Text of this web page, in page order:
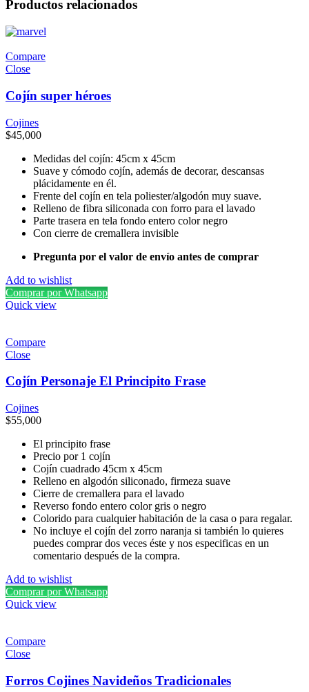
Productos relacionados
Compare
Close
Cojín super héroes
Cojines
$45,000
Medidas del cojín: 45cm x 45cm
Suave y cómodo cojín, además de decorar, descansas
plácidamente en él.
Frente del cojín en tela poliester/algodón muy suave.
Relleno de fibra siliconada con forro para el lavado
Parte trasera en tela fondo entero color negro
Con cierre de cremallera invisible
Pregunta por el valor de envío antes de comprar
Add to wishlist
Comprar por Whatsapp
Quick view
Compare
Close
Cojín Personaje El Principito Frase
Cojines
$55,000
El principito frase
Precio por 1 cojín
Cojín cuadrado 45cm x 45cm
Relleno en algodón siliconado, firmeza suave
Cierre de cremallera para el lavado
Reverso fondo entero color gris o negro
Colorido para cualquier habitación de la casa o para regalar.
No incluye el cojín del zorro naranja si también lo quieres
puedes comprar dos veces éste y nos especificas en un
comentario después de la compra.
Add to wishlist
Comprar por Whatsapp
Quick view
Compare
Close
Forros Cojines Navideños Tradicionales